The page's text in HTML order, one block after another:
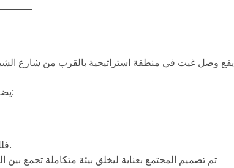
يقع وصل غيت في منطقة استراتيجية بالقرب من شارع
يضم المشروع مجموعة من الوحدات السكنية الحديثة التي تشمل:
فلل فاخرة للمستثمرين والأسر الباحثة عن الرفاهية المطلقة.
تم تصميم المجتمع بعناية ليخلق بيئة متكاملة تجمع